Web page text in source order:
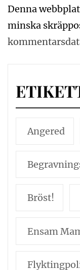
Denna
minska
Angered
Bröst!
Ensam